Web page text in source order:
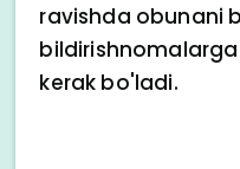
ravishda obunani
kerak bo'ladi.